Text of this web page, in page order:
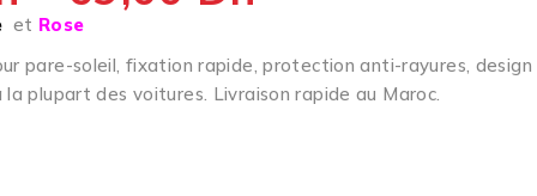
et Rose
pare-soleil, fixation rapide, protection anti-rayures, design
plupart des voitures. Livraison rapide au Maroc.